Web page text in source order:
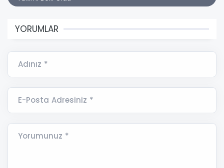
YORUMLAR
Adınız *
E-Posta Adresiniz *
Yorumunuz *